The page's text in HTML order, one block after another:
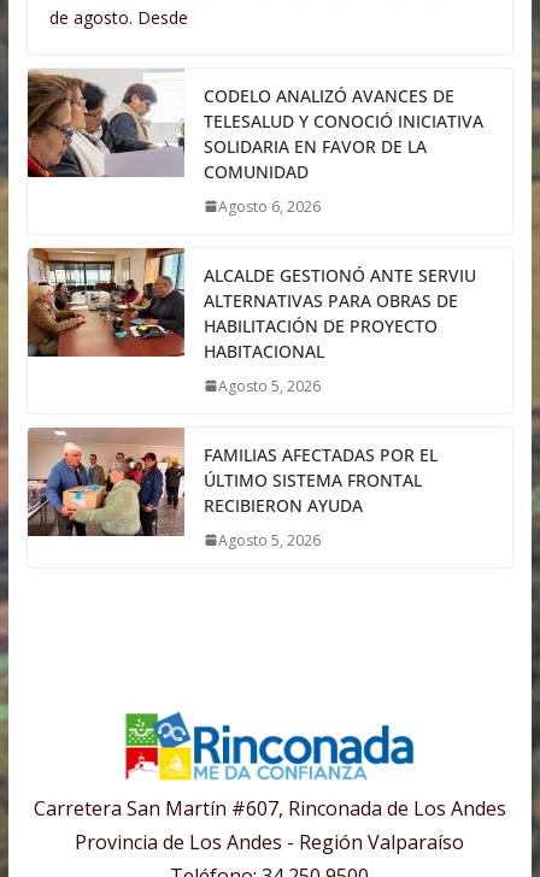
de agosto. Desde
CODELO ANALIZÓ AVANCES DE
TELESALUD Y CONOCIÓ INICIATIVA
SOLIDARIA EN FAVOR DE LA
COMUNIDAD
Agosto 6, 2026
ALCALDE GESTIONÓ ANTE SERVIU
ALTERNATIVAS PARA OBRAS DE
HABILITACIÓN DE PROYECTO
HABITACIONAL
Agosto 5, 2026
FAMILIAS AFECTADAS POR EL
ÚLTIMO SISTEMA FRONTAL
RECIBIERON AYUDA
Agosto 5, 2026
Carretera San Martín #607, Rinconada de Los Andes
Provincia de Los Andes - Región Valparaíso